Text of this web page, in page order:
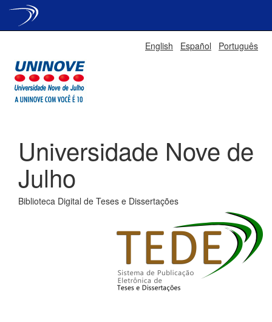
English Español Português
Universidade Nove de
Julho
Biblioteca Digital de Teses e Dissertações